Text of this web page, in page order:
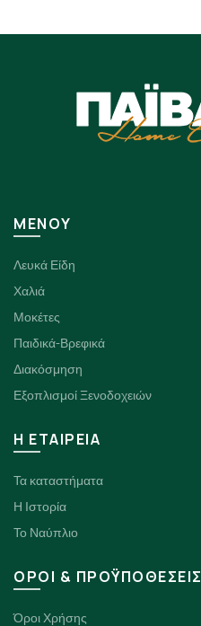
ΜΕΝΟΥ
Λευκά Είδη
Χαλιά
Μοκέτες
Παιδικά-Βρεφικά
Διακόσμηση
Εξοπλισμοί Ξενοδοχειών
H ΕΤΑΙΡΕΙΑ
Τα καταστήματα
Η Ιστορία
Το Ναύπλιο
ΟΡΟΙ & ΠΡΟΫΠΟΘΕΣΕΙΣ
Όροι Χρήσης